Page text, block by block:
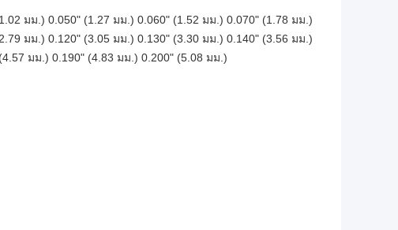
มม.) 0.050" (1.27 มม.) 0.060" (1.52 มม.) 0.070" (1.78 มม.)
มม.) 0.120" (3.05 มม.) 0.130" (3.30 มม.) 0.140" (3.56 มม.)
มม.) 0.190" (4.83 มม.) 0.200" (5.08 มม.)